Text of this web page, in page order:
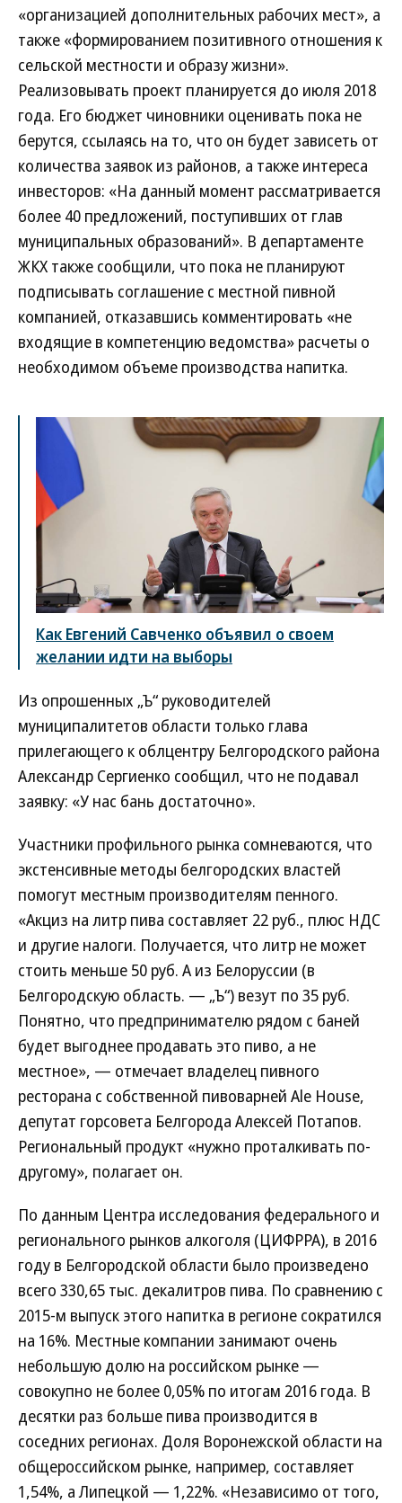
«организацией дополнительных рабочих мест», а
также «формированием позитивного отношения к
сельской местности и образу жизни».
Реализовывать проект планируется до июля 2018
года. Его бюджет чиновники оценивать пока не
берутся, ссылаясь на то, что он будет зависеть от
количества заявок из районов, а также интереса
инвесторов: «На данный момент рассматривается
более 40 предложений, поступивших от глав
муниципальных образований». В департаменте
ЖКХ также сообщили, что пока не планируют
подписывать соглашение с местной пивной
компанией, отказавшись комментировать «не
входящие в компетенцию ведомства» расчеты о
необходимом объеме производства напитка.
Как Евгений Савченко объявил о своем
желании идти на выборы
Из опрошенных „Ъ“ руководителей
муниципалитетов области только глава
прилегающего к облцентру Белгородского района
Александр Сергиенко сообщил, что не подавал
заявку: «У нас бань достаточно».
Участники профильного рынка сомневаются, что
экстенсивные методы белгородских властей
помогут местным производителям пенного.
«Акциз на литр пива составляет 22 руб., плюс НДС
и другие налоги. Получается, что литр не может
стоить меньше 50 руб. А из Белоруссии (в
Белгородскую область. — „Ъ“) везут по 35 руб.
Понятно, что предпринимателю рядом с баней
будет выгоднее продавать это пиво, а не
местное», — отмечает владелец пивного
ресторана с собственной пивоварней Ale House,
депутат горсовета Белгорода Алексей Потапов.
Региональный продукт «нужно проталкивать по-
другому», полагает он.
По данным Центра исследования федерального и
регионального рынков алкоголя (ЦИФРРА), в 2016
году в Белгородской области было произведено
всего 330,65 тыс. декалитров пива. По сравнению с
2015-м выпуск этого напитка в регионе сократился
на 16%. Местные компании занимают очень
небольшую долю на российском рынке —
совокупно не более 0,05% по итогам 2016 года. В
десятки раз больше пива производится в
соседних регионах. Доля Воронежской области на
общероссийском рынке, например, составляет
1,54%, а Липецкой — 1,22%. «Независимо от того,